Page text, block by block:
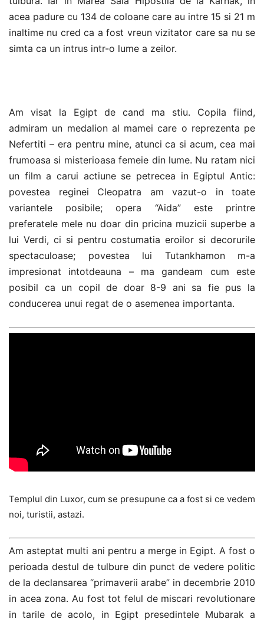
acea padure cu 134 de coloane care au intre 15 si 21 m
inaltime nu cred ca a fost vreun vizitator care sa nu se
simta ca un intrus intr-o lume a zeilor.
Am visat la Egipt de cand ma stiu. Copila fiind,
admiram un medalion al mamei care o reprezenta pe
Nefertiti – era pentru mine, atunci ca si acum, cea mai
frumoasa si misterioasa femeie din lume. Nu ratam nici
un film a carui actiune se petrecea in Egiptul Antic:
povestea reginei Cleopatra am vazut-o in toate
variantele posibile; opera “Aida” este printre
preferatele mele nu doar din pricina muzicii superbe a
lui Verdi, ci si pentru costumatia eroilor si decorurile
spectaculoase; povestea lui Tutankhamon m-a
impresionat intotdeauna – ma gandeam cum este
posibil ca un copil de doar 8-9 ani sa fie pus la
conducerea unui regat de o asemenea importanta.
Templul din Luxor, cum se presupune ca a fost si ce vedem
noi, turistii, astazi.
Am asteptat multi ani pentru a merge in Egipt. A fost o
perioada destul de tulbure din punct de vedere politic
de la declansarea “primaverii arabe” in decembrie 2010
in acea zona. Au fost tot felul de miscari revolutionare
in tarile de acolo, in Egipt presedintele Mubarak a